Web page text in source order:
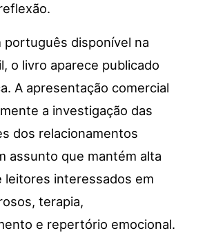
português disponível na
o livro aparece publicado
A apresentação comercial
a investigação das
dos relacionamentos
assunto que mantém alta
leitores interessados em
terapia,
e repertório emocional.